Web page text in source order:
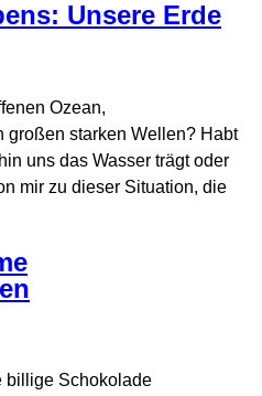
Unsere Erde
Ozean,
großen starken Wellen? Habt
uns das Wasser trägt oder
mir zu dieser Situation, die
billige Schokolade